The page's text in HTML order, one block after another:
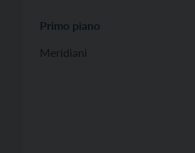
Primo piano
Meridiani